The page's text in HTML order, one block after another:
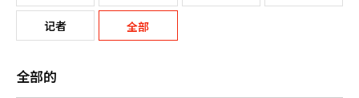
记者 全部
全部的